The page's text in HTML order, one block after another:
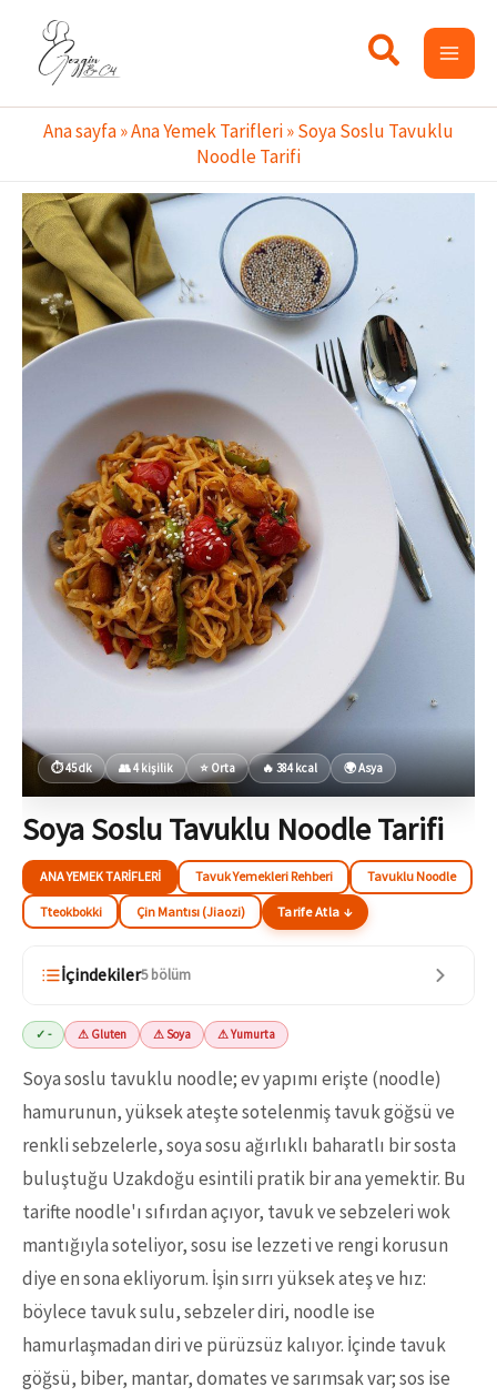
Ana sayfa»Ana Yemek Tarifleri»Soya Soslu Tavuklu
Noodle Tarifi
⏱ 45 dk 👥 4 kişilik ⭐ Orta 🔥 384 kcal 🌍 Asya
Soya Soslu Tavuklu Noodle Tarifi
ANA YEMEK TARIFLERI Tavuk Yemekleri Rehberi Tavuklu Noodle
Tteokbokki Çin Mantısı (Jiaozi) Tarife Atla ↓
İçindekiler5 bölüm
✓ - ⚠ Gluten ⚠ Soya ⚠ Yumurta
Soya soslu tavuklu noodle; ev yapımı erişte (noodle)
hamurunun, yüksek ateşte sotelenmiş tavuk göğsü ve
renkli sebzelerle, soya sosu ağırlıklı baharatlı bir sosta
buluştuğu Uzakdoğu esintili pratik bir ana yemektir. Bu
tarifte noodle'ı sıfırdan açıyor, tavuk ve sebzeleri wok
mantığıyla soteliyor, sosu ise lezzeti ve rengi korusun
diye en sona ekliyorum. İşin sırrı yüksek ateş ve hız:
böylece tavuk sulu, sebzeler diri, noodle ise
hamurlaşmadan diri ve pürüzsüz kalıyor. İçinde tavuk
göğsü, biber, mantar, domates ve sarımsak var; sos ise